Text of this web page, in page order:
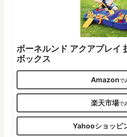
ボーネルンド アクアプレイ
ボックス
Amazon
楽天市場
Yahooショッピ